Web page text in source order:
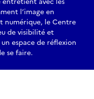
l’image en
numérique, le Centre
de visibilité et
espace de réflexion
se faire.